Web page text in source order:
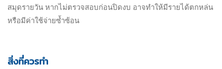
สมุดรายวัน หากไม่ตรวจสอบก่อนปิดงบ อาจทำให้มีรายได้ตกหล่น
หรือมีค่าใช้จ่ายซ้ำซ้อน
สิ่งที่ควรทำ